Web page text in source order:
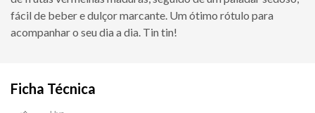
fácil de beber e dulçor marcante. Um ótimo rótulo para
acompanhar o seu dia a dia. Tin tin!
Ficha Técnica